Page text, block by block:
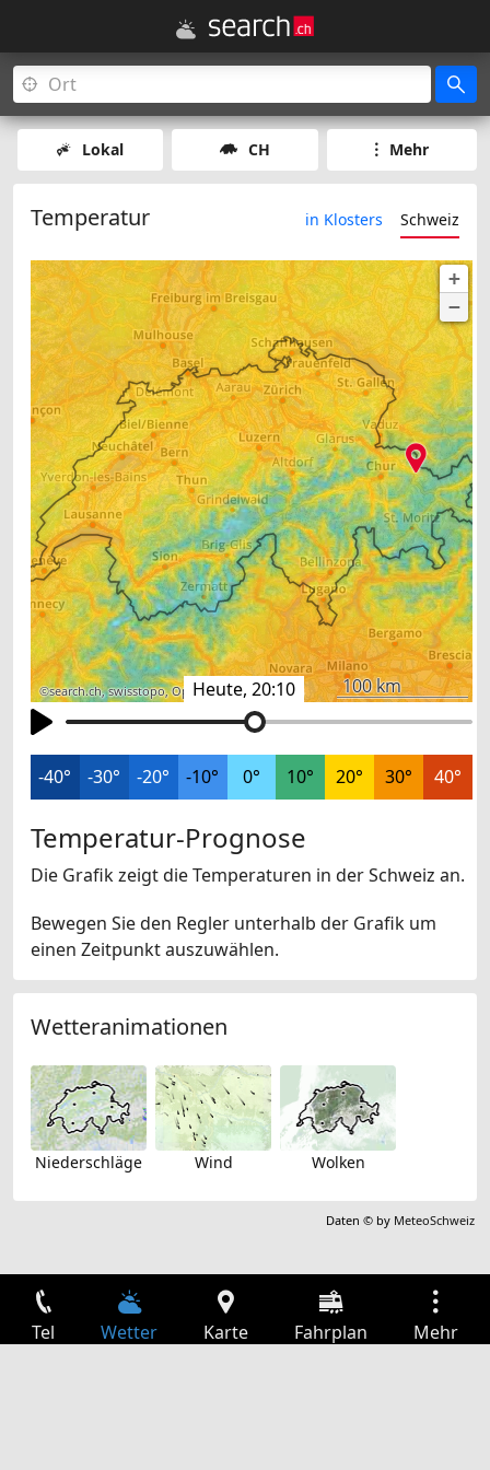
Lokal CH Mehr
Temperatur in Klosters Schweiz
Heute, 20:10
+
−
©search.ch,swisstopo,OpenStreetMap,others 100 km
-40° -30° -20° -10° 0° 10° 20° 30° 40°
Temperatur-Prognose
Die Grafik zeigt die Temperaturen in der Schweiz an.
Bewegen Sie den Regler unterhalb der Grafik um
einen Zeitpunkt auszuwählen.
Wetteranimationen
Niederschläge Wind Wolken
Daten © by MeteoSchweiz
Tel Wetter Karte Fahrplan Mehr